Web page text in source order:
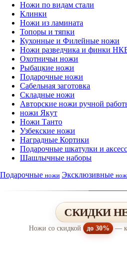
Ножи по видам стали
Клинки
Ножи из ламината
Топоры и тяпки
Кухонные и Филейные ножи
Ножи разведчика и финки
Охотничьи ножи
Рыбацкие ножи
Подарочные ножи
Сабельная заготовка
Складные ножи
Авторские ножи ручной
ножи Якут
Ножи Танто
Узбекские ножи
Наградные Кортики
Подарочные шкатулки и
Шашлычные наборы
Подарочные ножи Эксклюзивные
СКИДКИ
Ножи со скидкой до 30% —